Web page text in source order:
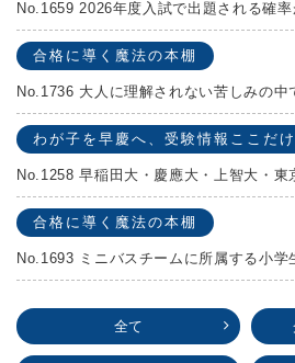
合格に導く魔法の本棚
わが子を早慶へ、受験情報ここだ
合格に導く魔法の本棚
全て